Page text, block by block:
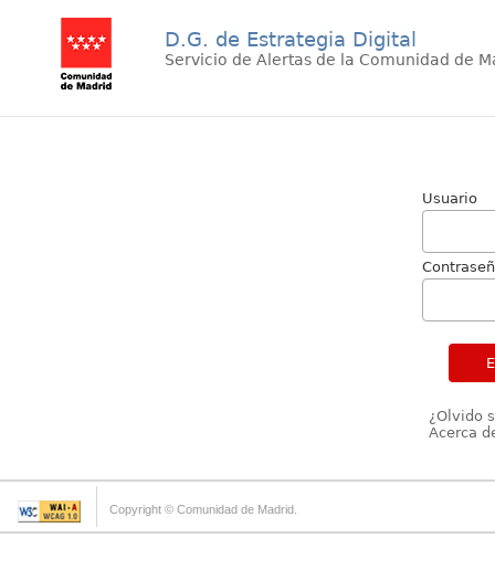
D.G. de Estrategia Digital
Servicio de Alertas de la Comunidad de
Usuario
¿Olvido
Acerca
Copyright © Comunidad de Madrid.